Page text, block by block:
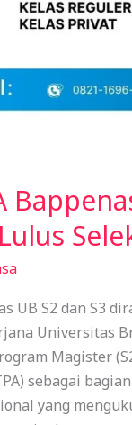
UB S2 dan S3
Universitas
Magister
sebagai
yang